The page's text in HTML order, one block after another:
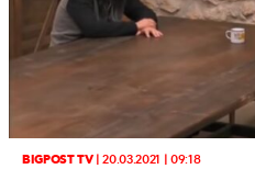
BIGPOST TV|20.03.2021 | 09:18